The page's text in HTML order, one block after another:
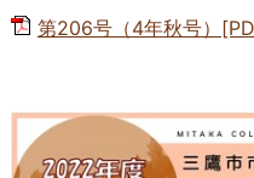
第206号（4年秋号）